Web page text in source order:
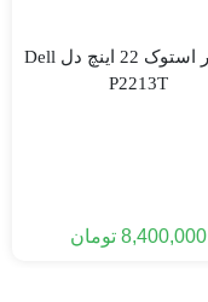
مانیتور استوک 22 اینچ دل Dell
P2213T
8,400,000 تومان